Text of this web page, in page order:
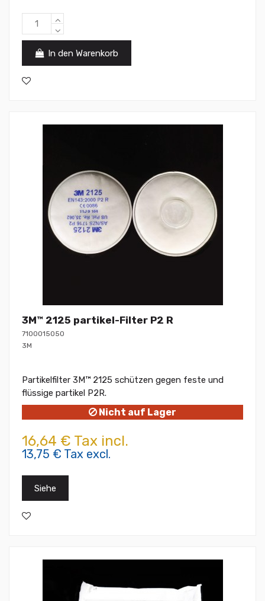
In den Warenkorb
3M™ 2125 partikel-Filter P2 R
7100015050
3M
Partikelfilter 3M™ 2125 schützen gegen feste und
flüssige partikel P2R.
Nicht auf Lager
16,64 € Tax incl.
13,75 € Tax excl.
Siehe